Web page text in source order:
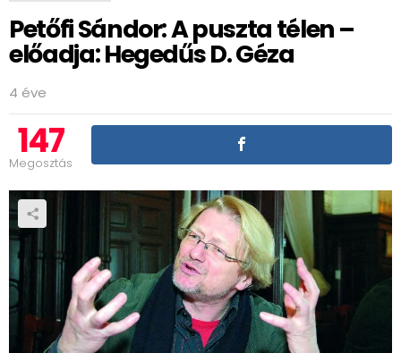
Petőfi Sándor: A puszta télen –
előadja: Hegedűs D. Géza
4 éve
147
Megosztás